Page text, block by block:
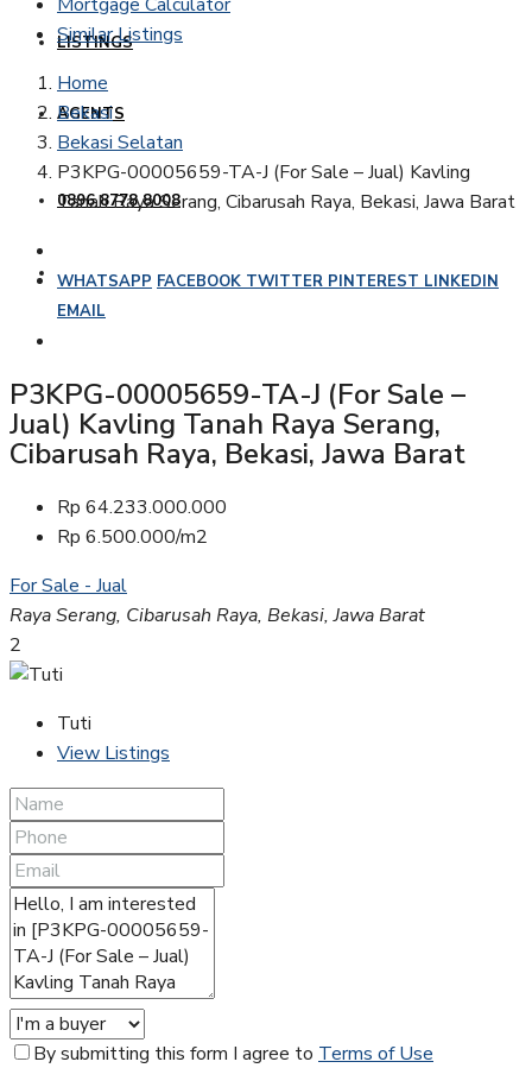
LISTINGS
AGENTS
0896 8778 8008
Similar Listings
Home
Bekasi
Bekasi Selatan
P3KPG-00005659-TA-J (For Sale – Jual) Kavling
Tanah Raya Serang, Cibarusah Raya, Bekasi, Jawa Barat
WHATSAPP FACEBOOK TWITTER PINTEREST LINKEDIN
EMAIL
P3KPG-00005659-TA-J (For Sale –
Jual) Kavling Tanah Raya Serang,
Cibarusah Raya, Bekasi, Jawa Barat
Rp 64.233.000.000
Rp 6.500.000/m2
For Sale - Jual
Raya Serang, Cibarusah Raya, Bekasi, Jawa Barat
2
Tuti
View Listings
By submitting this form I agree to Terms of Use